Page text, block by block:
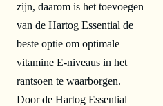
zijn, daarom is het toevoegen
van de Hartog Essential de
beste optie om optimale
vitamine E-niveaus in het
rantsoen te waarborgen.
Door de Hartog Essential